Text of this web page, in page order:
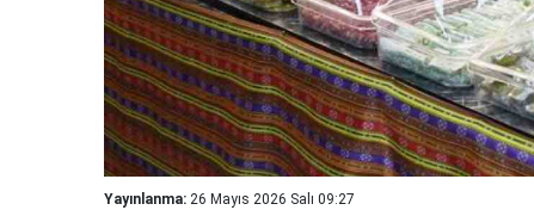
Yayınlanma: 26 Mayıs 2026 Salı 09:27